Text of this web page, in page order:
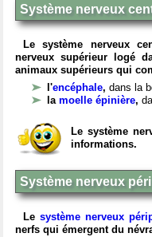
Système nerveux
Le système nerveux
nerveux supérieur logé
animaux supérieurs qui
l'encéphale, dans la
la moelle épinière,
Le système
informations.
Système nerveux
Le système nerveux
nerfs qui émergent du